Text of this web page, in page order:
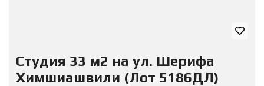
Студия 33 м2 на ул. Шерифа
Химшиашвили (Лот 5186ДЛ)